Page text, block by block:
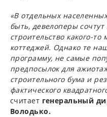
«В отдельных
быть, девелоперы
строительство какого-
коттеджей. Однако те
программу, не самые
предпосылок для
строительного бума и
фактического
считает генеральный
Володько.